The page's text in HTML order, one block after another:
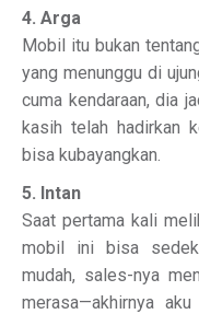
4. Arga
Mobil itu bukan
yang menunggu di
cuma kendaraan, dia
kasih telah hadirkan
bisa kubayangkan.
5. Intan
Saat pertama kali
mobil ini bisa
mudah, sales-nya
merasa—akhirnya